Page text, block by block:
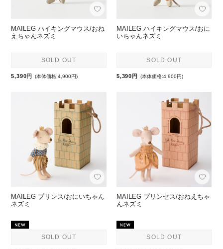
MAILEG ハイキングマウス/おね
えちゃんネズミ
SOLD OUT
5,390円 (本体価格:4,900円)
MAILEG ハイキングマウス/おに
いちゃんネズミ
SOLD OUT
5,390円 (本体価格:4,900円)
MAILEG プリンス/おにいちゃん
ネズミ
SOLD OUT
MAILEG プリンセス/おねえちゃ
んネズミ
SOLD OUT